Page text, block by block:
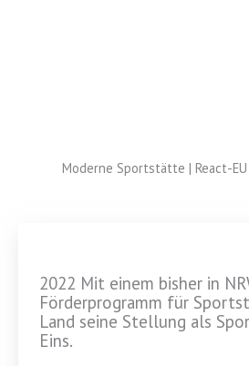
Moderne Sportstätte | React-
2022 Mit einem bisher in
Förderprogramm für
Land seine Stellung als
Eins.